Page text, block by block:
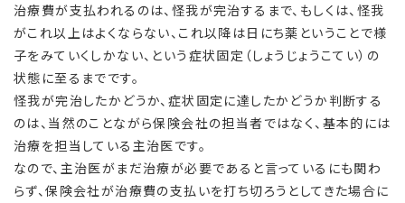
治療費が支払われるのは、怪我が完治するまで、もしくは、怪我
がこれ以上はよくならない、これ以降は日にち薬ということで様
子をみていくしかない、という症状固定（しょうじょうこてい）の
状態に至るまでです。
怪我が完治したかどうか、症状固定に達したかどうか判断する
のは、当然のことながら保険会社の担当者ではなく、基本的には
治療を担当している主治医です。
なので、主治医がまだ治療が必要であると言っているにも関わ
らず、保険会社が治療費の支払いを打ち切ろうとしてきた場合に